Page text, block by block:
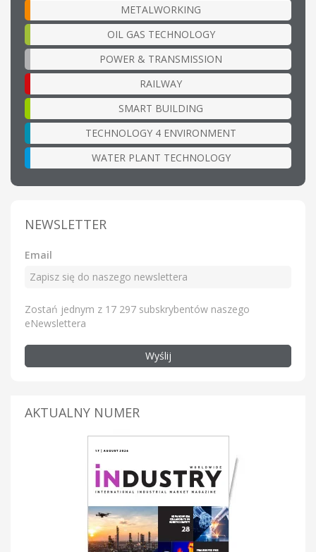
METALWORKING
OIL GAS TECHNOLOGY
POWER & TRANSMISSION
RAILWAY
SMART BUILDING
TECHNOLOGY 4 ENVIRONMENT
WATER PLANT TECHNOLOGY
NEWSLETTER
Email
Zostań jednym z 17 297 subskrybentów naszego
eNewslettera
Wyślij
AKTUALNY NUMER